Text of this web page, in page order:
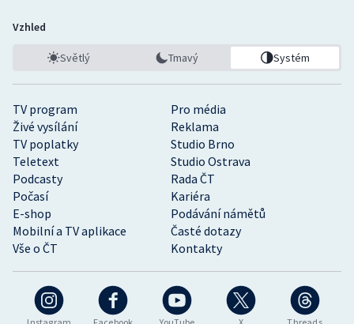
TV program
Pro média
Živé vysílání
Reklama
TV poplatky
Studio Brno
Teletext
Studio Ostrava
Podcasty
Rada ČT
Počasí
Kariéra
E-shop
Podávání námětů
Mobilní a TV aplikace
Časté dotazy
Vše o ČT
Kontakty
Vzhled
Světlý Tmavý Systém